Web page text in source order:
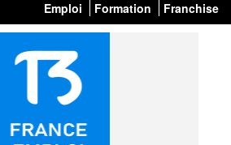
Emploi Formation Franchise